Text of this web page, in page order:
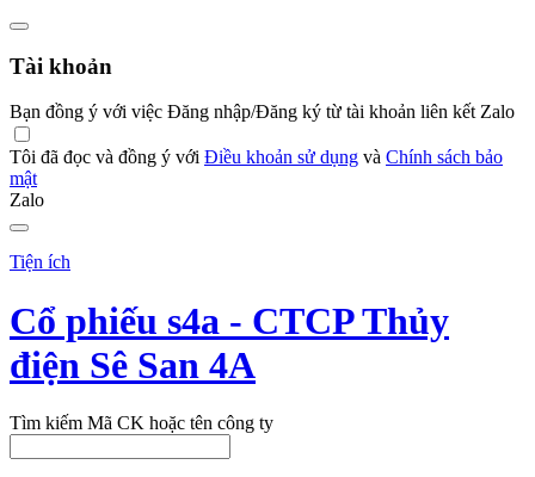
Tài khoản
Bạn đồng ý với việc Đăng nhập/Đăng ký từ tài khoản liên kết Zalo
Tôi đã đọc và đồng ý với Điều khoản sử dụng và Chính sách bảo
mật
Zalo
Tiện ích
Cổ phiếu s4a - CTCP Thủy
điện Sê San 4A
Tìm kiếm Mã CK hoặc tên công ty